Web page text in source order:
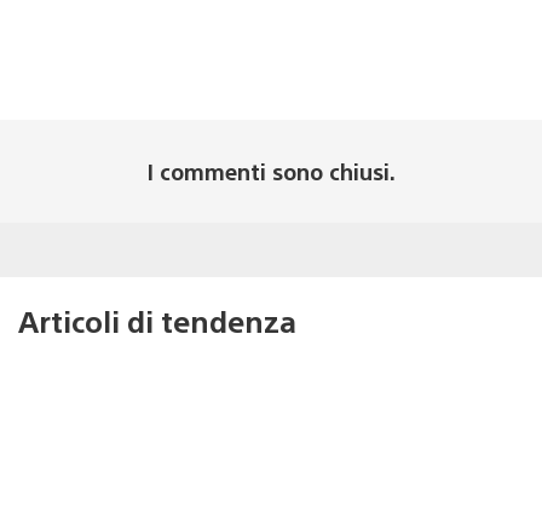
I commenti sono chiusi.
Articoli di tendenza